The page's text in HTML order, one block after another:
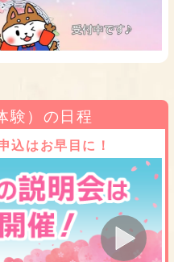
験）の日程
込はお早目に！